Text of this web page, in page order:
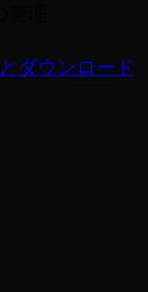
ダウンロード